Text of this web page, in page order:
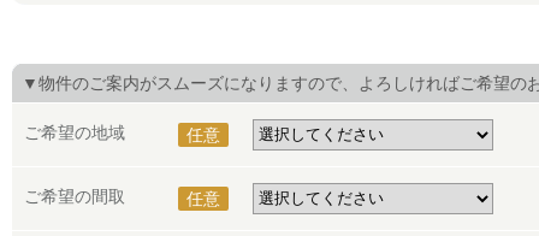
▼物件のご案内がスムーズになりますので、よろしければご希望の
ご希望の地域 任意
ご希望の間取 任意